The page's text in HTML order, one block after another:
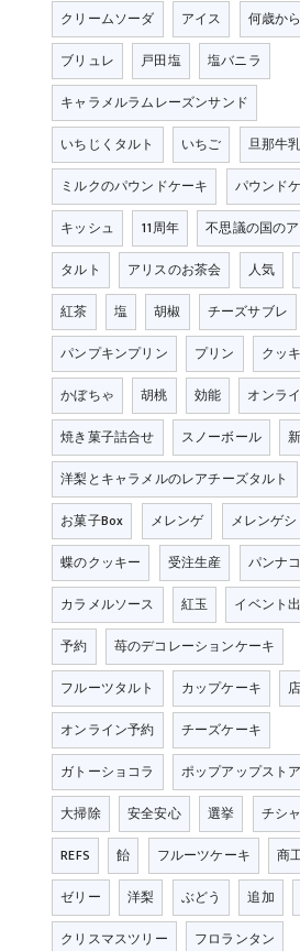
クリームソーダ
アイス
何歳から
ブリュレ
戸田塩
塩バニラ
キャラメルラムレーズンサンド
いちじくタルト
いちご
旦那牛乳
ミルクのパウンドケーキ
パウンド
キッシュ
11周年
不思議の国の
タルト
アリスのお茶会 人気
紅茶
塩 胡椒 チーズサブレ
パンプキンプリン
プリン
クッ
かぼちゃ
胡桃 効能
オンラ
焼き菓子詰合せ
スノーボール
洋梨とキャラメルのレアチーズタルト
お菓子Box
メレンゲ
メレンゲ
蝶のクッキー
受注生産
パンナ
カラメルソース
紅玉
イベント
予約
苺のデコレーションケーキ
フルーツタルト
カップケーキ
オンライン予約
チーズケーキ
ガトーショコラ
ポップアップストア
大掃除
安全安心 選挙
チシ
REFS
飴 フルーツケーキ
商
ゼリー
洋梨 ぶどう 追加
クリスマスツリー
フロランタン